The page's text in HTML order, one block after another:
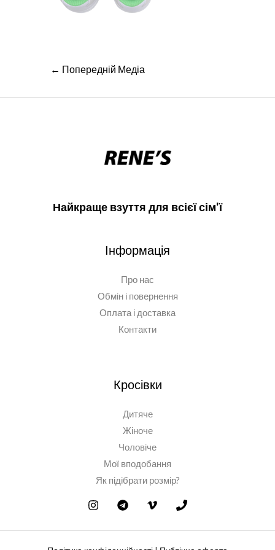
Навігація
← Попередній Медіа
Найкраще взуття для всієї сім'ї
Інформація
Про нас
Обмін і повернення
Оплата і доставка
Контакти
Кросівки
Дитяче
Жіноче
Чоловіче
Мої вподобання
Як підібрати розмір?